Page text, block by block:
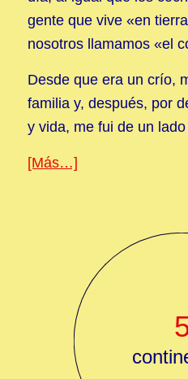
gente que vive «en
nosotros llamamos «el
Desde que era un crío,
familia y, después, por
y vida, me fui de un
[Más…]
5